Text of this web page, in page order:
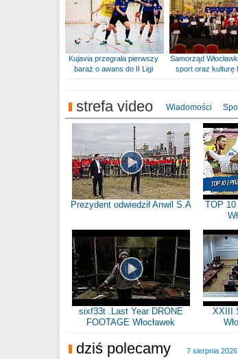
Kujavia przegrała pierwszy
baraż o awans do II Ligi
Samorząd
sport oraz kulturę
strefa video Wiadomości
Prezydent odwiedził Anwil S.A
TOP 10
sixf33t .Last Year DRONE
FOOTAGE Włocławek
XXIII
dziś polecamy 7 sierpnia 2026